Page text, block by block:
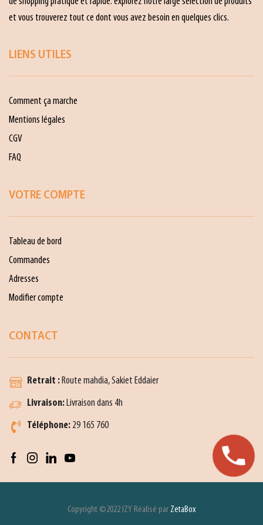
et vous trouverez tout ce dont vous avez besoin en quelques clics.
LIENS UTILES
Comment ça marche
Mentions légales
CGV
FAQ
VOTRE COMPTE
Tableau de bord
Commandes
Adresses
Modifier compte
CONTACT
Retrait :Route mahdia, Sakiet Eddaier
Livraison:Livraison dans 4h
Téléphone: 29 165 760
Copyright ©2022 IZY Réalisé par ZetaBox